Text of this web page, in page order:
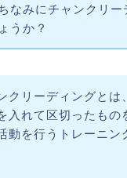
なみにチャンクリー
うか？
クリーディングとは
入れて区切ったもの
動を行うトレーニン